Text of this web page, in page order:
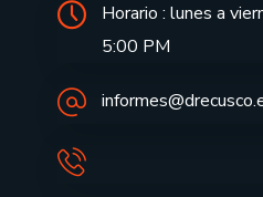
Horario : lunes a
5:00 PM